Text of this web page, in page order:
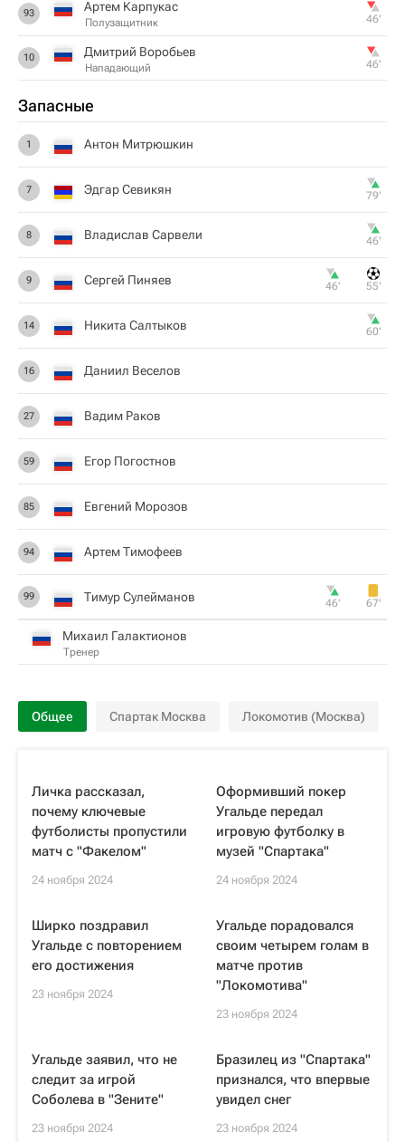
93 Артем Карпукас
Полузащитник 46‎’‎
10 Дмитрий Воробьев
Нападающий 46‎’‎
Запасные
1 Антон Митрюшкин
7 Эдгар Севикян 79‎’‎
8 Владислав Сарвели 46‎’‎
9 Сергей Пиняев 46‎’‎ 55‎’‎
14 Никита Салтыков 60‎’‎
16 Даниил Веселов
27 Вадим Раков
59 Егор Погостнов
85 Евгений Морозов
94 Артем Тимофеев
99 Тимур Сулейманов 46‎’‎ 67‎’‎
Михаил Галактионов
Тренер
Общее Спартак Москва Локомотив (Москва)
Личка рассказал,
почему ключевые
футболисты пропустили
матч с "Факелом"
24 ноября 2024
Оформивший покер
Угальде передал
игровую футболку в
музей "Спартака"
24 ноября 2024
Ширко поздравил
Угальде с повторением
его достижения
23 ноября 2024
Угальде порадовался
своим четырем голам в
матче против
"Локомотива"
23 ноября 2024
Угальде заявил, что не
следит за игрой
Соболева в "Зените"
23 ноября 2024
Бразилец из "Спартака"
признался, что впервые
увидел снег
23 ноября 2024